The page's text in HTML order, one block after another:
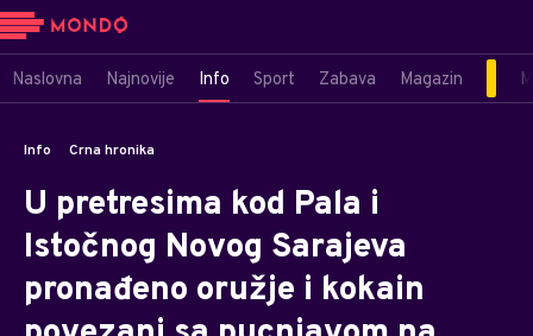
Naslovna Najnovije Info Sport Zabava Magazin
Info Crna hronika
U pretresima kod Pala i
Istočnog Novog Sarajeva
pronađeno oružje i kokain